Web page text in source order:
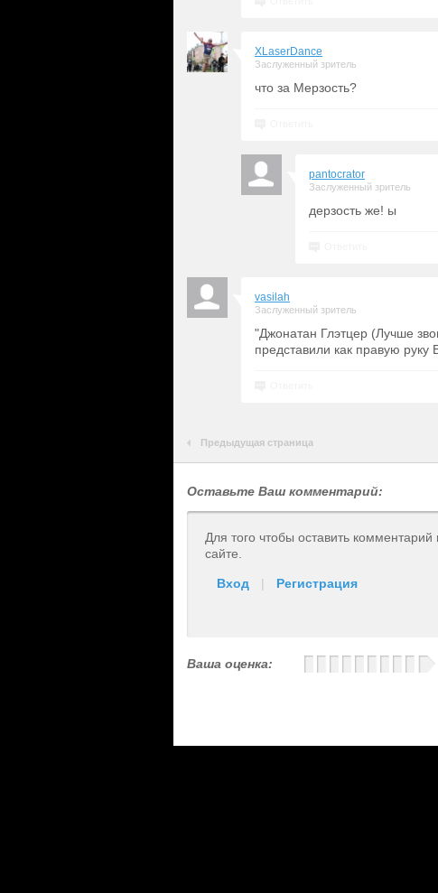
XLaserDance
Заслуженный зритель
что за Мерзость?
pantocrator
Заслуженный зритель
дерзость же! ы
vasilah
Заслуженный зритель
"Джонатан Глэтцер (Лучше
представили как правую руку
Предыдущая страница
Оставьте Ваш комментарий:
Для того чтобы оставить
сайте.
Вход | Регистрация
Ваша оценка: